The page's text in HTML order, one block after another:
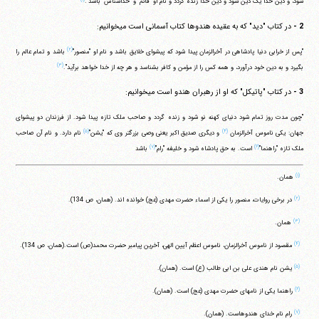
2 - در کتاب "دید" که به عقیده هندوها کتاب آسمانی است می‎خوانیم:
"پس از خرابی دنیا پادشاهی در آخرالزمان پیدا شود که پیشوای خلایق باشد و نام او "منصور"(۲) باشد و تمام عالم را
بگیرد و به دین خود درآورد، و همه کس را از مؤمن و کافر بشناسد و هر چه از خدا خواهد برآید".(۳)
3 - در کتاب "پاتیکل" که او از رهبران هندو است می‎خوانیم:
"چون مدت روز تمام شود دنیای کهنه نو شود و زنده گردد و صاحب ملک تازه پیدا شود. از فرزندان دو پیشوای
جهان: یکی ناموس آخرالزمان(۴) و دیگری صدیق اکبر یعنی وصی بزرگتر وی که "یشن"(۵) نام دارد. و نام آن صاحب
ملک تازه "راهنما"(۶) است. به حق پادشاه شود و خلیفه "رام"(۷) باشد
(۱) همان.
(۲) در برخی روایات، منصور را یکی از اسماء حضرت مهدی (عج) خوانده اند. (همان، ص 134).
(۳) همان.
(۴) مقصود از ناموس آخرالزمان، ناموس اعظم آیین الهی، آخرین پیامبر حضرت محمد(ص) است.(همان، ص 134).
(۵) یشن نام هندی علی بن ابی طالب (ع) است. (همان).
(۶) راهنما یکی از نامهای حضرت مهدی (عج) است. (همان).
(۷) رام نام خدای هندوهاست. (همان).